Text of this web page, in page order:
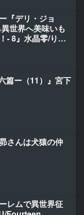
『デリ・ジョ
世界へ美味いも
- 8』水晶零/りぃ
篇ー（11）』宮下
さんは犬猿の仲
レムで異世界征